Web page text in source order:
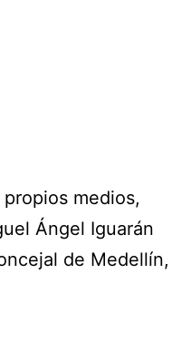
medios,
Ángel Iguarán
de Medellín,